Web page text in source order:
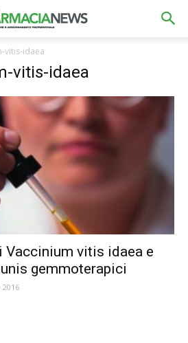
vitis-idaea
vitis-idaea
Vaccinium vitis idaea e
gemmoterapici
2016